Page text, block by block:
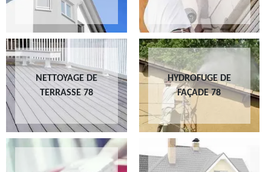
NETTOYAGE DE
TERRASSE 78
HYDROFUGE DE
FAÇADE 78